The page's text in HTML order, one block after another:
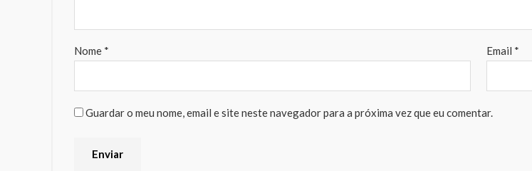
Nome * Email *
Guardar o meu nome, email e site neste navegador para a próxima vez que eu comentar.